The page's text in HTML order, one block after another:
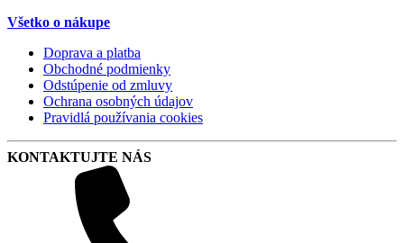
Všetko o nákupe
Doprava a platba
Obchodné podmienky
Odstúpenie od zmluvy
Ochrana osobných údajov
Pravidlá používania cookies
KONTAKTUJTE NÁS